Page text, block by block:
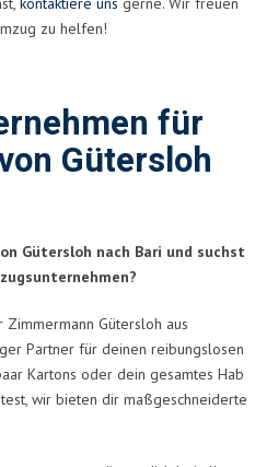
zu helfen!
für
Gütersloh
Gütersloh nach Bari und suchst
Gütersloh aus
Partner für deinen reibungslosen
Kartons oder dein gesamtes Hab
wir bieten dir maßgeschneiderte